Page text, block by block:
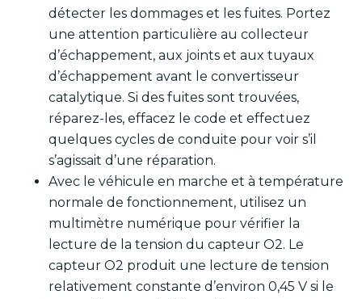
détecter les dommages et les fuites. Portez
une attention particulière au collecteur
d’échappement, aux joints et aux tuyaux
d’échappement avant le convertisseur
catalytique. Si des fuites sont trouvées,
réparez-les, effacez le code et effectuez
quelques cycles de conduite pour voir s’il
s’agissait d’une réparation.
Avec le véhicule en marche et à température
normale de fonctionnement, utilisez un
multimètre numérique pour vérifier la
lecture de la tension du capteur O2. Le
capteur O2 produit une lecture de tension
relativement constante d’environ 0,45 V si le